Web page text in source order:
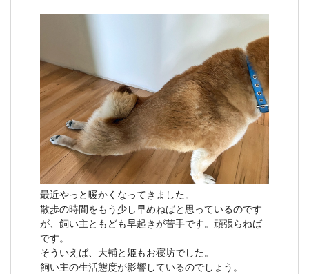
最近やっと暖かくなってきました。
散歩の時間をもう少し早めねばと思っているのです
が、飼い主ともども早起きが苦手です。頑張らねば
です。
そういえば、大輔と姫もお寝坊でした。
飼い主の生活態度が影響しているのでしょう。